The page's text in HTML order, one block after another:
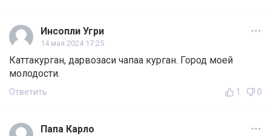
Инсопли Угри
14 мая 2024 17:25
Каттакурган, дарвозаси чапаа курган. Город моей
молодости.
Ответить 1 0
Папа Карло